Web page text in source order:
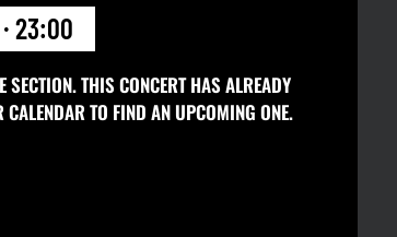
23:00
THIS CONCERT HAS ALREADY
CALENDAR TO FIND AN UPCOMING ONE.